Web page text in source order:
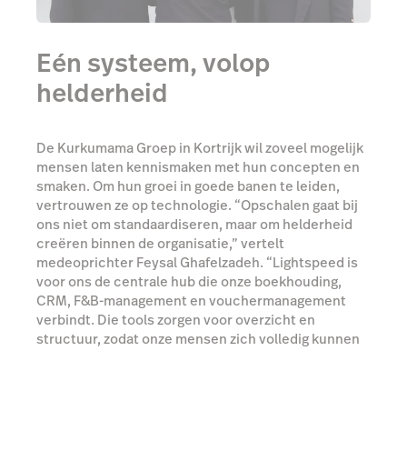
Eén systeem, volop
helderheid
De Kurkumama Groep in Kortrijk wil zoveel mogelijk
mensen laten kennismaken met hun concepten en
smaken. Om hun groei in goede banen te leiden,
vertrouwen ze op technologie. “Opschalen gaat bij
ons niet om standaardiseren, maar om helderheid
creëren binnen de organisatie,” vertelt
medeoprichter Feysal Ghafelzadeh. “Lightspeed is
voor ons de centrale hub die onze boekhouding,
CRM, F&B-management en vouchermanagement
verbindt. Die tools zorgen voor overzicht en
structuur, zodat onze mensen zich volledig kunnen